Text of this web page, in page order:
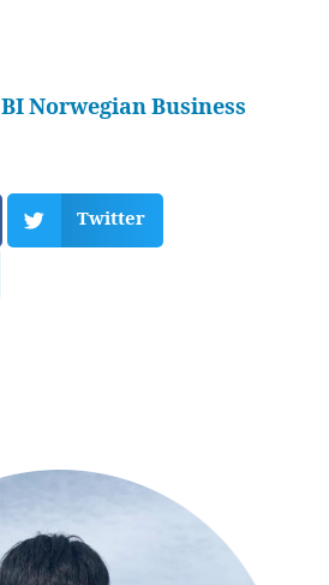
BI Norwegian Business
Twitter